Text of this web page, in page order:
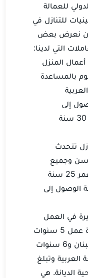
للعمالة
للتنازل في
أن نعرض بعض
التي لدينا:
أعمال المنزل
بالمساعدة
إلى
السعودية. تبلغ من العمر 30 سنة
تتحدث
وجميع
أعمال المنزل. تبلغ من العمر 25 سنة
الوصول إلى
في العمل
المنزلي والطبخ، لديها خبرة عمل 5 سنوات
في الأردن و4 سنوات في لبنان و6 سنوات
وتبلغ
الديانة. هي